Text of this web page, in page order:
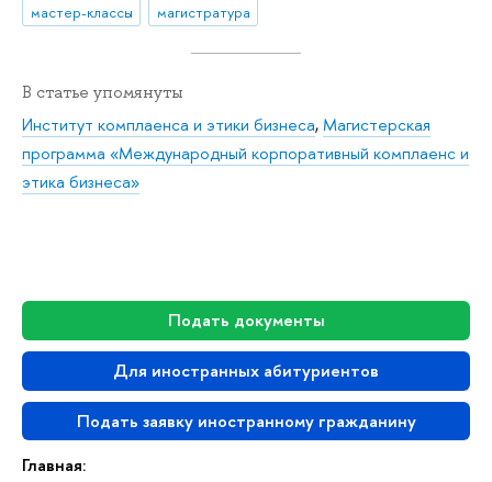
Подать документы
Для иностранных абитуриентов
Подать заявку иностранному гражданину
Главная:
мастер-классы магистратура
В статье упомянуты
Институт комплаенса и этики бизнеса,Магистерская
программа «Международный корпоративный комплаенс и
этика бизнеса»